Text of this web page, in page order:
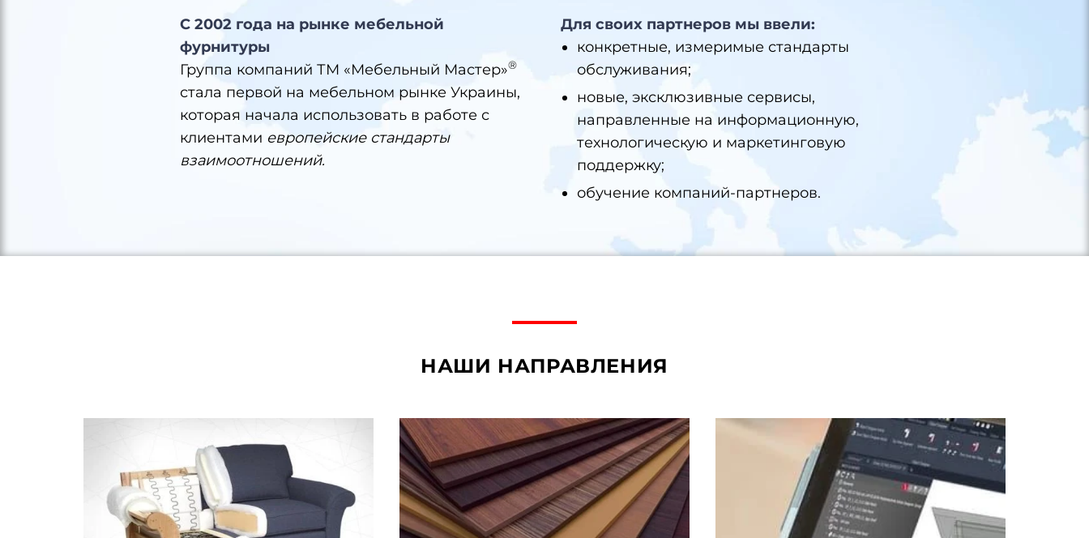
С 2002 года на рынке мебельной
фурнитуры
Группа компаний ТМ «Мебельный Мастер»®
стала первой на мебельном рынке Украины,
которая начала использовать в работе с
клиентами европейские стандарты
взаимоотношений.
Для своих партнеров мы ввели:
конкретные, измеримые стандарты
обслуживания;
новые, эксклюзивные сервисы,
направленные на информационную,
технологическую и маркетинговую
поддержку;
обучение компаний-партнеров.
НАШИ НАПРАВЛЕНИЯ